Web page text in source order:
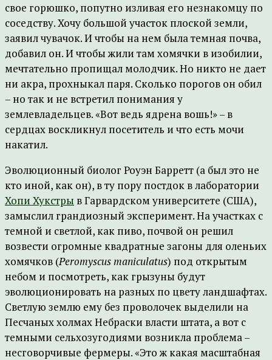
свое горюшко, попутно изливая его незнакомцу по
соседству. Хочу большой участок плоской земли,
заявил чувачок. И чтобы на нем была темная почва,
добавил он. И чтобы жили там хомячки в изобилии,
мечтательно пропищал молодчик. Но никто не дает
ни акра, прохныкал паря. Сколько порогов он обил
– но так и не встретил понимания у
землевладельцев. «Вот ведь ядрена вошь!» – в
сердцах воскликнул посетитель и что есть мочи
накатил.
Эволюционный биолог Роуэн Барретт (а был это не
кто иной, как он), в ту пору постдок в лаборатории
Хопи Хукстры в Гарвардском университете (США),
замыслил грандиозный эксперимент. На участках с
темной и светлой, как пиво, почвой он решил
возвести огромные квадратные загоны для оленьих
хомячков (Peromyscus maniculatus) под открытым
небом и посмотреть, как грызуны будут
эволюционировать на разных по цвету ландшафтах.
Светлую землю ему без проволочек выделили на
Песчаных холмах Небраски власти штата, а вот с
темными сельхозугодиями возникла проблема –
несговорчивые фермеры. «Это ж какая масштабная